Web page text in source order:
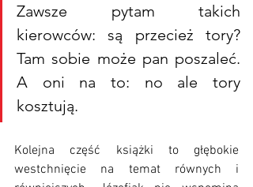
Zawsze pytam takich
kierowców: są przecież tory?
Tam sobie może pan poszaleć.
A oni na to: no ale tory
kosztują.
Kolejna część książki to głębokie
westchnięcie na temat równych i